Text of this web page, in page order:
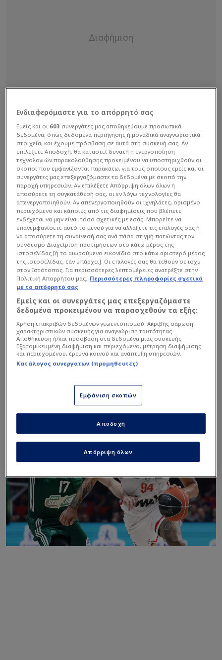
Οι «ερυθρόλευκοι» προέρχονται από τη
σημαντική νίκη με 102-92 στο ΣΕΦ, αποτέλεσμα
που τους έδωσε προβάδισμα 2-1 στη σειρά και
τους έφερε μία ανάσα από την κατάκτηση του
πρωταθλήματος.
Διαβάστε επίσης...
Λεσόρ: "Ας αφήσουν οι
διαιτητές τους παίκτες να
κρίνουν το αποτέλεσμα"
Αγνώριστη η Τζούλια Νόβα
στο γήπεδο για τον
Ενδιαφερόμαστε για το απόρρητό σας
Εμείς και οι 603 συνεργάτες μας αποθηκεύουμε προσωπικά
δεδομένα, όπως δεδομένα περιήγησης ή μοναδικά αναγνωριστικά
στοιχεία, και έχουμε πρόσβαση σε αυτά στη συσκευή σας. Αν
επιλέξετε Αποδοχή, θα καταστεί δυνατή η ενεργοποίηση
τεχνολογιών παρακολούθησης προκειμένου να υποστηριχθούν οι
σκοποί που εμφανίζονται παρακάτω, για τους οποίους εμείς και οι
συνεργάτες μας επεξεργαζόμαστε τα δεδομένα με σκοπό την
παροχή υπηρεσιών. Αν επιλέξετε Απόρριψη όλων όλων ή
αποσύρετε τη συγκατάθεσή σας, οι εν λόγω τεχνολογίες θα
απενεργοποιηθούν. Αν απενεργοποιηθούν οι ιχνηλάτες, ορισμένο
περιεχόμενο και κάποιες από τις διαφημίσεις που βλέπετε
ενδέχεται να μην είναι τόσο σχετικές με εσάς. Μπορείτε να
επανεμφανίσετε αυτό το μενού για να αλλάξετε τις επιλογές σας ή
να αποσύρετε τη συναίνεσή σας ανά πάσα στιγμή πατώντας τον
σύνδεσμο Διαχείριση προτιμήσεων στο κάτω μέρος της
ιστοσελίδας [ή το αιωρούμενο εικονίδιο στο κάτω αριστερό μέρος
της ιστοσελίδας, εάν υπάρχει]. Οι επιλογές σας θα τεθούν σε ισχύ
στον Ιστότοπος. Για περισσότερες λεπτομέρειες ανατρέξτε στην
Πολιτική Απορρήτου μας. Περισσότερες πληροφορίες σχετικά
με το απόρρητό σας
Εμείς και οι συνεργάτες μας επεξεργαζόμαστε
δεδομένα προκειμένου να παρασχεθούν τα εξής:
Χρήση επακριβών δεδομένων γεωεντοπισμού. Ακριβής σάρωση
χαρακτηριστικών συσκευής για αναγνώριση ταυτότητας.
Αποθήκευση ή/και πρόσβαση στα δεδομένα μιας συσκευής.
Εξατομικευμένη διαφήμιση και περιεχόμενο, μέτρηση διαφήμισης
και περιεχομένου, έρευνα κοινού και ανάπτυξη υπηρεσιών.
Κατάλογος συνεργατών (προμηθευτές)
Εμφάνιση σκοπών
Απόρριψη όλων
Αποδοχή